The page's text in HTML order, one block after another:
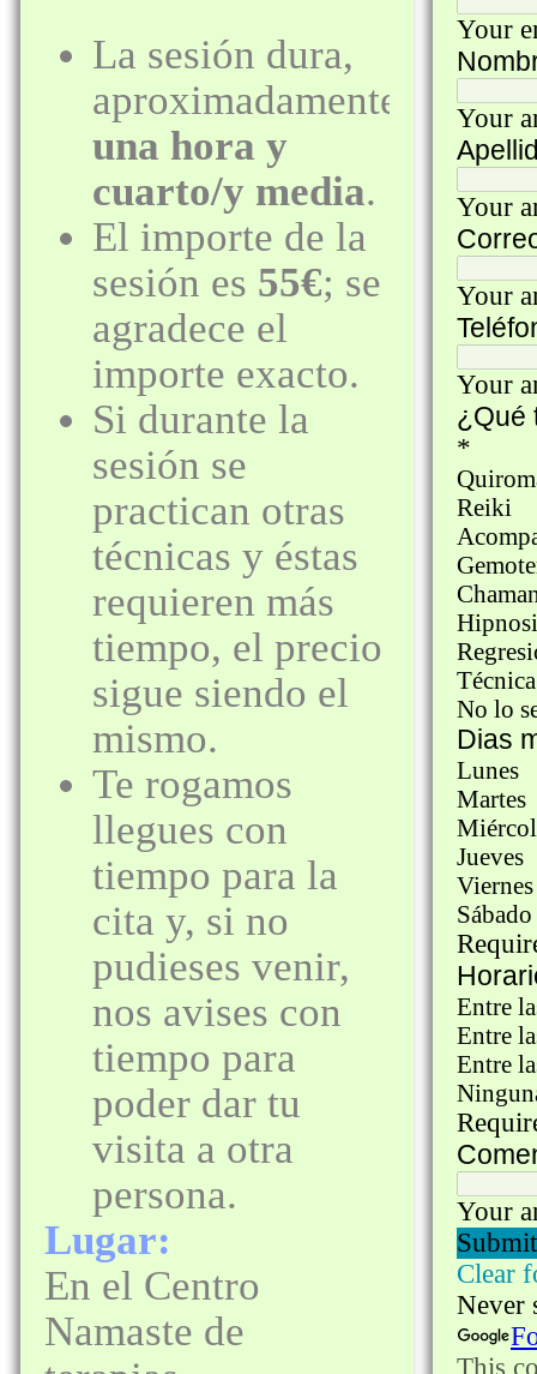
La sesión dura,
aproximadamente,
una hora y
cuarto/y media.
El importe de la
sesión es 55€; se
agradece el
importe exacto.
Si durante la
sesión se
practican otras
técnicas y éstas
requieren más
tiempo, el precio
sigue siendo el
mismo.
Te rogamos
llegues con
tiempo para la
cita y, si no
pudieses venir,
nos avises con
tiempo para
poder dar tu
visita a otra
persona.
Lugar:
En el Centro
Namaste de